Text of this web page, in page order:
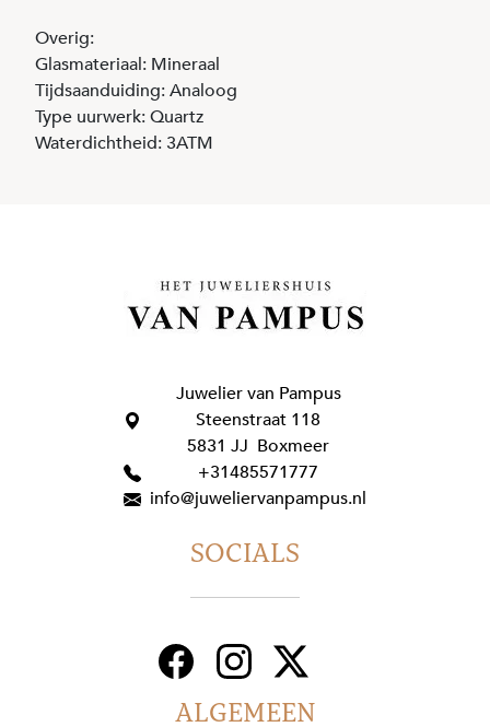
Overig:
Glasmateriaal: Mineraal
Tijdsaanduiding: Analoog
Type uurwerk: Quartz
Waterdichtheid: 3ATM
Juwelier van Pampus
Steenstraat 118
5831 JJ Boxmeer
+31485571777
info@juweliervanpampus.nl
ALGEMEEN
SOCIALS